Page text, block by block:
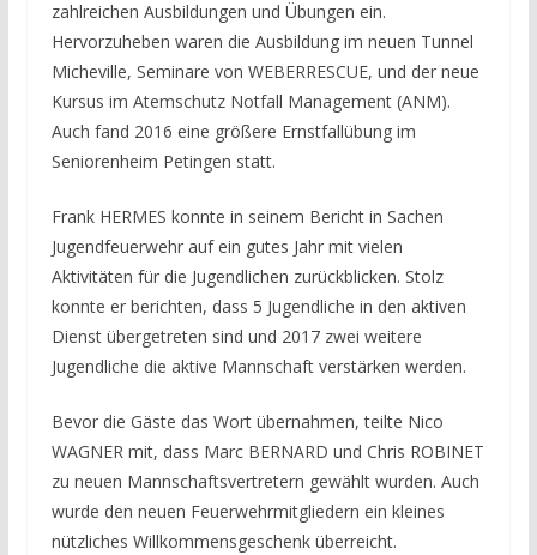
zahlreichen Ausbildungen und Übungen ein.
Hervorzuheben waren die Ausbildung im neuen Tunnel
Micheville, Seminare von WEBERRESCUE, und der neue
Kursus im Atemschutz Notfall Management (ANM).
Auch fand 2016 eine größere Ernstfallübung im
Seniorenheim Petingen statt.
Frank HERMES konnte in seinem Bericht in Sachen
Jugendfeuerwehr auf ein gutes Jahr mit vielen
Aktivitäten für die Jugendlichen zurückblicken. Stolz
konnte er berichten, dass 5 Jugendliche in den aktiven
Dienst übergetreten sind und 2017 zwei weitere
Jugendliche die aktive Mannschaft verstärken werden.
Bevor die Gäste das Wort übernahmen, teilte Nico
WAGNER mit, dass Marc BERNARD und Chris ROBINET
zu neuen Mannschaftsvertretern gewählt wurden. Auch
wurde den neuen Feuerwehrmitgliedern ein kleines
nützliches Willkommensgeschenk überreicht.